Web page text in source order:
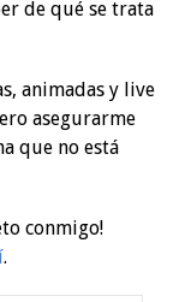
de qué se trata
animadas y live
asegurarme
que no está
conmigo!
.